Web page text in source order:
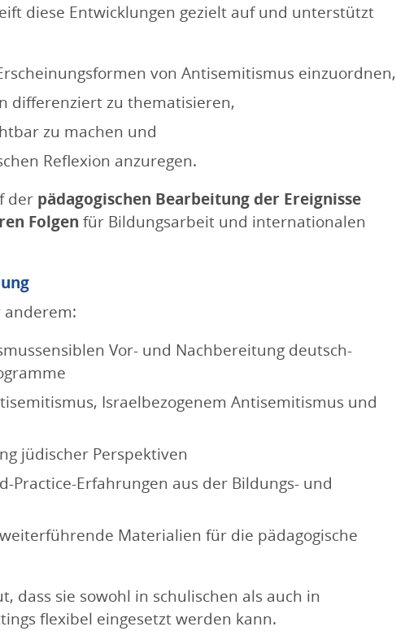
diese Entwicklungen gezielt auf und unterstützt
von Antisemitismus einzuordnen,
differenziert zu thematisieren,
zu machen und
Reflexion anzuregen.
der pädagogischen Bearbeitung der Ereignisse
Folgen für Bildungsarbeit und internationalen
anderem:
Vor- und Nachbereitung deutsch-
Israelbezogenem Antisemitismus und
jüdischer Perspektiven
Practice-Erfahrungen aus der Bildungs- und
Materialien für die pädagogische
dass sie sowohl in schulischen als auch in
flexibel eingesetzt werden kann.